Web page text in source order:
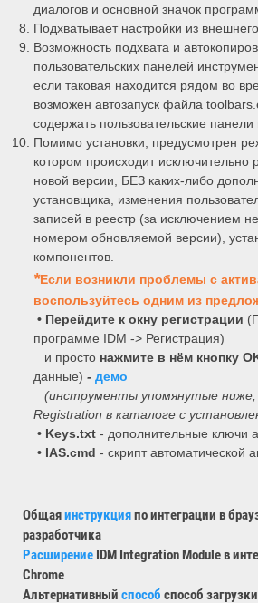
диалогов и основной значок
Подхватывает настройки из
Возможность подхвата и
пользовательских панелей
если таковая находится рядом во
возможен автозапуск файла
содержать пользовательские панели
Помимо установки, предусмотрен
котором происходит исключительно
новой версии, БЕЗ каких-либо
установщика, изменения
записей в реестр (за исключением
номером обновляемой версии),
компонентов.
*Если возникли проблемы с
воспользуйтесь одним из
• Перейдите к окну регистрации
программе IDM -> Регистрация)
и просто нажмите в нём кнопку
данные) -демо
(инструменты упомянутые ниже,
Registration в каталоге с
• Keys.txt - дополнительные ключи
• IAS.cmd - скрипт автоматической
Общаяинструкцияпо интеграции в
разработчика
Расширение IDM Integration Module в
Сhrome
Альтернативный способ способ